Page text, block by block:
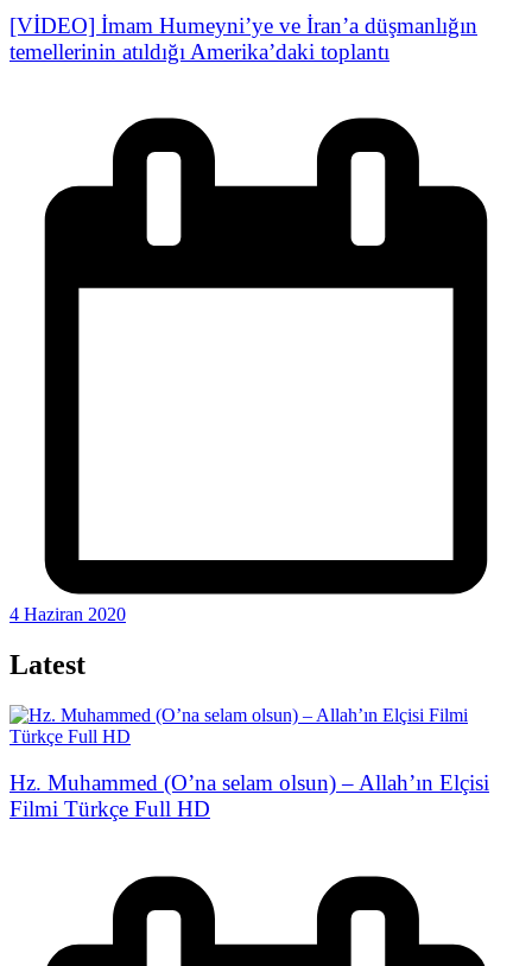
[VİDEO] İmam Humeyni’ye ve İran’a düşmanlığın
temellerinin atıldığı Amerika’daki toplantı
4 Haziran 2020
Latest
Hz. Muhammed (O’na selam olsun) – Allah’ın Elçisi
Filmi Türkçe Full HD